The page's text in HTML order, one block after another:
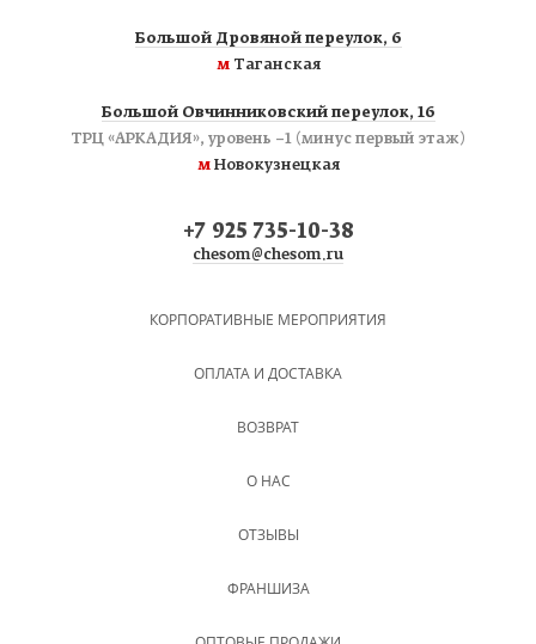
Большой Дровяной переулок, 6
мТаганская
Большой Овчинниковский переулок, 16
ТРЦ «АРКАДИЯ», уровень −1 (минус первый этаж)
мНовокузнецкая
+7 925 735-10-38
chesom@chesom.ru
КОРПОРАТИВНЫЕ МЕРОПРИЯТИЯ
ОПЛАТА И ДОСТАВКА
ВОЗВРАТ
О НАС
ОТЗЫВЫ
ФРАНШИЗА